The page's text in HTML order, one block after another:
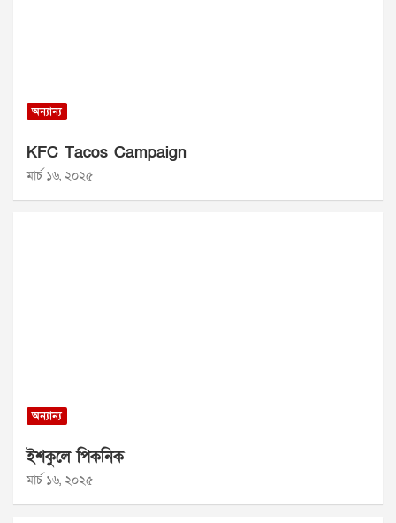
অন্যান্য
KFC Tacos Campaign
মার্চ ১৬, ২০২৫
অন্যান্য
ইশকুলে পিকনিক
মার্চ ১৬, ২০২৫